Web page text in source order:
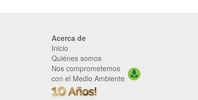
Acerca de
Inicio
Quiénes somos
Nos comprometemos
con el Medio Ambiente